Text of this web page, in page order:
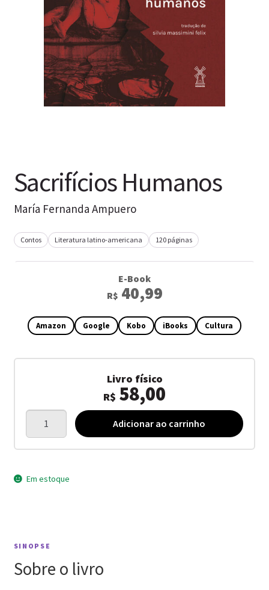
Sacrifícios Humanos
María Fernanda Ampuero
Contos Literatura latino-americana 120 páginas
E-Book
R$ 40,99
Amazon Google Kobo iBooks Cultura
Livro físico
R$ 58,00
Sacrifícios
Humanos
quantidade
Adicionar ao carrinho
Em estoque
SINOPSE
Sobre o livro